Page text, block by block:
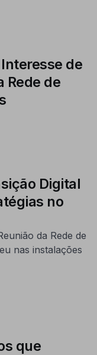
de
Rede de
Digital
no
da Rede de
nas instalações
que